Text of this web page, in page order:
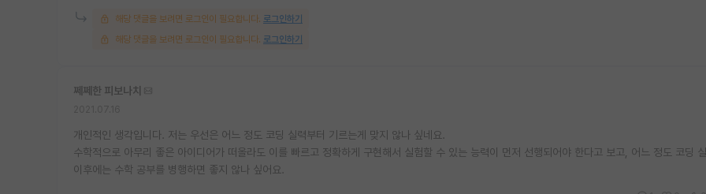
해당 댓글을 보려면 로그인이 필요합니다. 로그인하기
해당 댓글을 보려면 로그인이 필요합니다. 로그인하기
쩨쩨한 피보나치
개인적인 생각입니다. 저는 우선은 어느 정도 코딩 실력부터 기르는게 맞지 않나 싶네요.
수학적으로 아무리 좋은 아이디어가 떠올라도 이를 빠르고 정확하게 구현해서 실험할 수 있는 능력이 먼저 선행되어야 한다고 보고, 어느 정도 코딩
이후에는 수학 공부를 병행하면 좋지 않나 싶어요.